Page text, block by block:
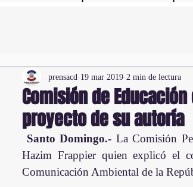
Comisión de
proyecto de su autoría
prensacd 19 mar 2019 2 min de lectura
Santo Domingo.- La Comisión
Hazim Frappier quien explicó el
Comunicación Ambiental de la